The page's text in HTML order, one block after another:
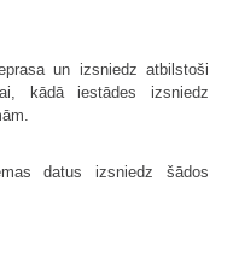
un izsniedz atbilstoši
kādā iestādes izsniedz
datus izsniedz šādos